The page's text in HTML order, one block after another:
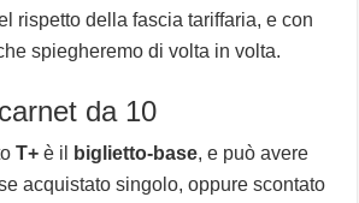
rispetto della fascia tariffaria, e con
spiegheremo di volta in volta.
da 10
T+ è il biglietto-base, e può avere
acquistato singolo, oppure scontato